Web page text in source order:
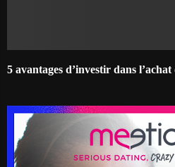
5 avantages d’investir dans